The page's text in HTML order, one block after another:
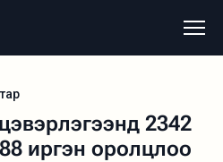
2342
иргэн оролцлоо